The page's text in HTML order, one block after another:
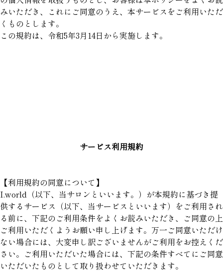
みいただき、これにご同意のうえ、本サービスをご利用いただ
くものとします。
この規約は、令和5年3月14日から実施します。
サービス利用規約
【利用規約の同意について】
I.world（以下、当サロンといいます。）が本規約に基づき提
供するサービス（以下、当サービスといいます）をご利用され
る前に、下記のご利用条件をよくお読みいただき、ご同意の上
ご利用いただくようお願い申し上げます。万一ご同意いただけ
ない場合には、大変申し訳ございませんがご利用をお控えくだ
さい。ご利用いただいた場合には、下記の条件すべてにご同意
いただいたものとして取り扱わせていただきます。